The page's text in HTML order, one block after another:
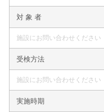
対 象 者
施設にお問い合わせください
受検方法
施設にお問い合わせください
実施時期